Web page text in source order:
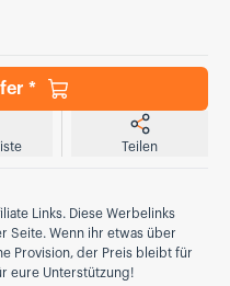
*
Teilen
Links. Diese Werbelinks
Seite. Wenn ihr etwas über
Provision, der Preis bleibt für
eure Unterstützung!